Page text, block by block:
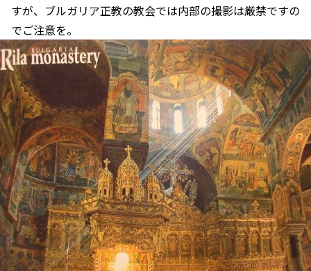
すが、ブルガリア正教の教会では内部の撮影は厳禁ですの
でご注意を。